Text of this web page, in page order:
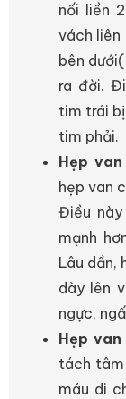
nối liền
vách liên
bên
ra đời.
tim trái
tim phải.
Hẹp
hẹp van
Điều
mạnh
Lâu dần,
dày lên
ngực,
Hẹp
tách
máu di